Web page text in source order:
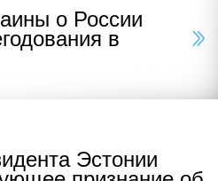
о России
в
Эстонии